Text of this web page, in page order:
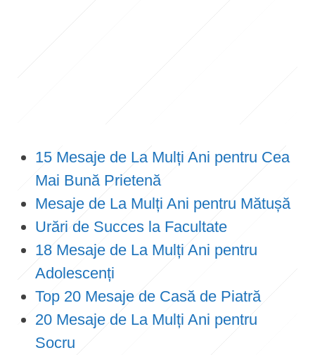
15 Mesaje de La Mulți Ani pentru Cea
Mai Bună Prietenă
Mesaje de La Mulți Ani pentru Mătușă
Urări de Succes la Facultate
18 Mesaje de La Mulți Ani pentru
Adolescenți
Top 20 Mesaje de Casă de Piatră
20 Mesaje de La Mulți Ani pentru
Socru